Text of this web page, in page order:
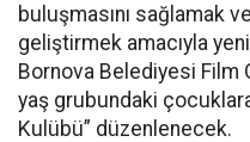
buluşmasını sağlamak
geliştirmek amacıyla
Bornova Belediyesi Film
yaş grubundaki
Kulübü” düzenlenecek.